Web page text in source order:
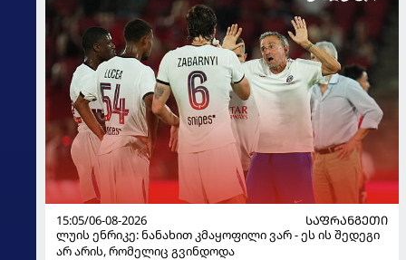
15:05/06-08-2026
ᲡᲐᲤᲠᲐᲜᲒᲔᲗᲘ
ლუის ენრიკე: ნანახით კმაყოფილი ვარ - ეს ის შედეგი
არ არის, რომელიც გვინდოდა